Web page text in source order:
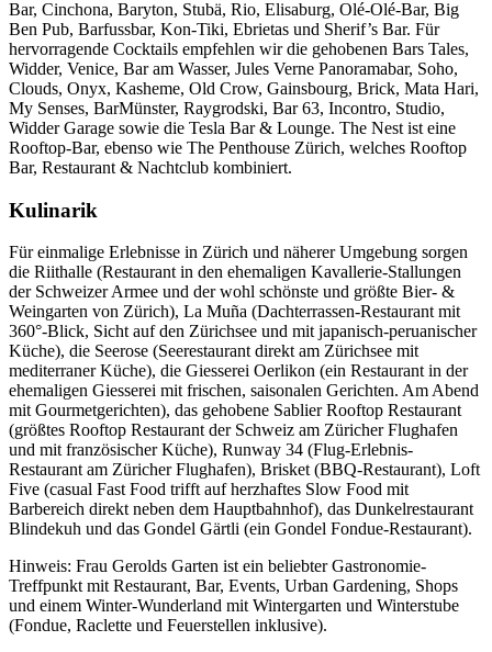
Bar, Cinchona, Baryton, Stubä, Rio, Elisaburg, Olé-Olé-Bar, Big
Ben Pub, Barfussbar, Kon-Tiki, Ebrietas und Sherif’s Bar. Für
hervorragende Cocktails empfehlen wir die gehobenen Bars Tales,
Widder, Venice, Bar am Wasser, Jules Verne Panoramabar, Soho,
Clouds, Onyx, Kasheme, Old Crow, Gainsbourg, Brick, Mata Hari,
My Senses, BarMünster, Raygrodski, Bar 63, Incontro, Studio,
Widder Garage sowie die Tesla Bar & Lounge. The Nest ist eine
Rooftop-Bar, ebenso wie The Penthouse Zürich, welches Rooftop
Bar, Restaurant & Nachtclub kombiniert.
Kulinarik
Für einmalige Erlebnisse in Zürich und näherer Umgebung sorgen
die Riithalle (Restaurant in den ehemaligen Kavallerie-Stallungen
der Schweizer Armee und der wohl schönste und größte Bier- &
Weingarten von Zürich), La Muña (Dachterrassen-Restaurant mit
360°-Blick, Sicht auf den Zürichsee und mit japanisch-peruanischer
Küche), die Seerose (Seerestaurant direkt am Zürichsee mit
mediterraner Küche), die Giesserei Oerlikon (ein Restaurant in der
ehemaligen Giesserei mit frischen, saisonalen Gerichten. Am Abend
mit Gourmetgerichten), das gehobene Sablier Rooftop Restaurant
(größtes Rooftop Restaurant der Schweiz am Züricher Flughafen
und mit französischer Küche), Runway 34 (Flug-Erlebnis-
Restaurant am Züricher Flughafen), Brisket (BBQ-Restaurant), Loft
Five (casual Fast Food trifft auf herzhaftes Slow Food mit
Barbereich direkt neben dem Hauptbahnhof), das Dunkelrestaurant
Blindekuh und das Gondel Gärtli (ein Gondel Fondue-Restaurant).
Hinweis: Frau Gerolds Garten ist ein beliebter Gastronomie-
Treffpunkt mit Restaurant, Bar, Events, Urban Gardening, Shops
und einem Winter-Wunderland mit Wintergarten und Winterstube
(Fondue, Raclette und Feuerstellen inklusive).